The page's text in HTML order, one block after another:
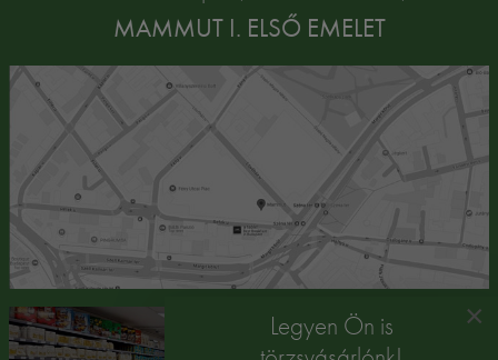
MAMMUT I. ELSŐ EMELET
×
Legyen Ön is